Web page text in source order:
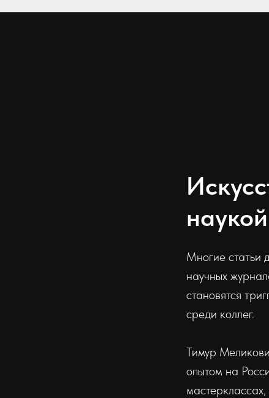
наукой
Многие статьи
научных
становятся
среди коллег.
Тимур
опытом на